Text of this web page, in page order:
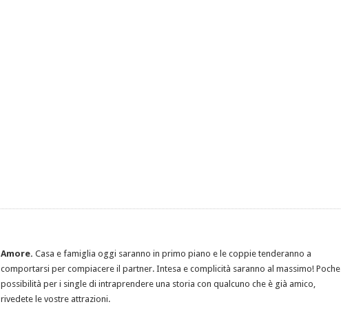
Amore. Casa e famiglia oggi saranno in primo piano e le coppie tenderanno a
comportarsi per compiacere il partner. Intesa e complicità saranno al massimo! Poche
possibilità per i single di intraprendere una storia con qualcuno che è già amico,
rivedete le vostre attrazioni.